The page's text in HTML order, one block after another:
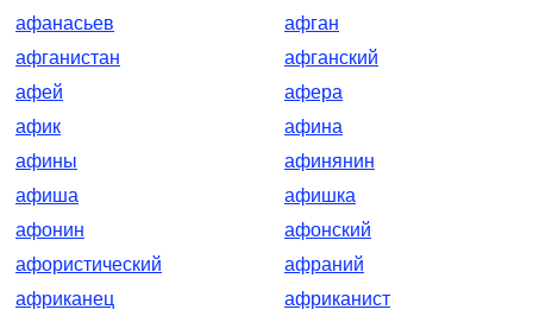
афанасьев
афган
афганистан
афганский
афей
афера
афик
афина
афины
афинянин
афиша
афишка
афонин
афонский
афористический
афраний
африканец
африканист